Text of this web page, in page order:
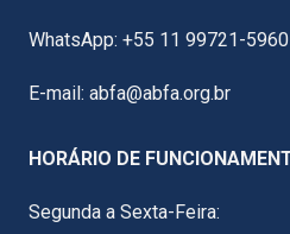
WhatsApp: +55 11 99721-5960
E-mail: abfa@abfa.org.br
HORÁRIO DE
Segunda a Sexta-Feira: